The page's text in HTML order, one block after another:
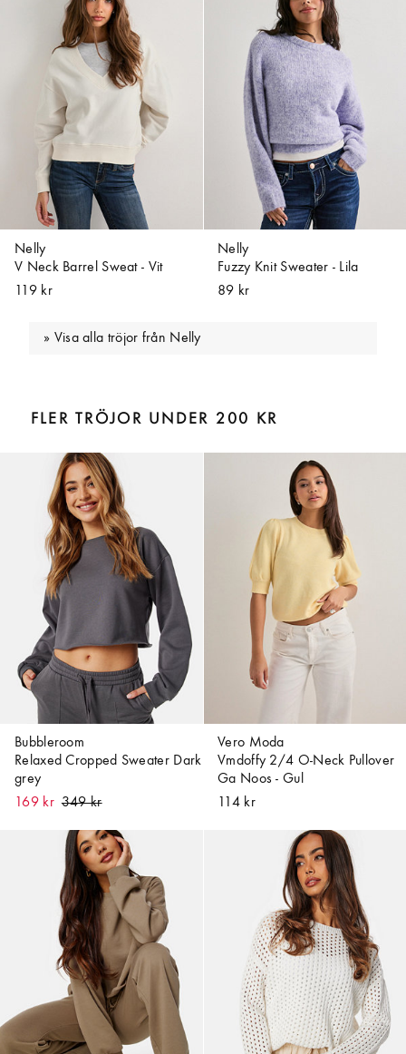
Nelly
V Neck Barrel Sweat - Vit
119 kr
Nelly
Fuzzy Knit Sweater - Lila
89 kr
Visa alla tröjor från Nelly
FLER TRÖJOR UNDER 200 KR
Bubbleroom
Relaxed Cropped Sweater Dark
grey
169 kr
Vero Moda
Vmdoffy 2/4 O-Neck Pullover
Ga Noos - Gul
114 kr